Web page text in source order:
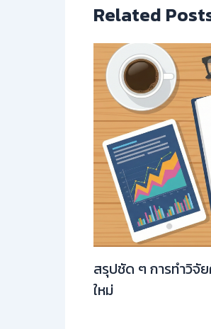
Related
สรุปชัด ๆ การทำวิจั
ใหม่